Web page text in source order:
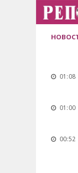
01:08
01:00
00:52